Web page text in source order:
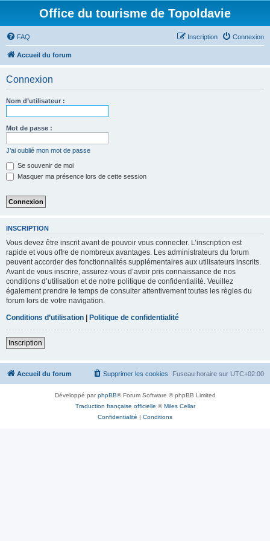
Office du tourisme de Topoldavie
FAQ Connexion
Inscription
Accueil du forum
Connexion
Nom d’utilisateur :
Mot de passe :
J’ai oublié mon mot de passe
Se souvenir de moi
Masquer ma présence lors de cette session
INSCRIPTION
Vous devez être inscrit avant de pouvoir vous connecter. L’inscription est
rapide et vous offre de nombreux avantages. Les administrateurs du forum
peuvent accorder des fonctionnalités supplémentaires aux utilisateurs inscrits.
Avant de vous inscrire, assurez-vous d’avoir pris connaissance de nos
conditions d’utilisation et de notre politique de confidentialité. Veuillez
également prendre le temps de consulter attentivement toutes les règles du
forum lors de votre navigation.
Conditions d’utilisation | Politique de confidentialité
Inscription
Accueil du forum Fuseau horaire sur UTC+02:00
Supprimer les cookies
Développé parphpBB® Forum Software © phpBB Limited
Traduction française officielle ©Miles Cellar
Confidentialité | Conditions